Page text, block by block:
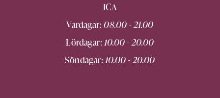
ICA
Vardagar: 08.00 - 21.00
Lördagar:10.00 - 20.00
Söndagar:10.00 - 20.00